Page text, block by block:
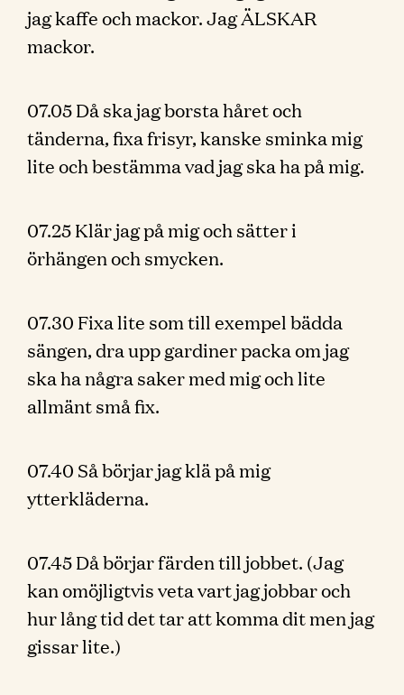
jag kaffe och mackor. Jag ÄLSKAR
mackor.
07.05 Då ska jag borsta håret och
tänderna, fixa frisyr, kanske sminka mig
lite och bestämma vad jag ska ha på mig.
07.25 Klär jag på mig och sätter i
örhängen och smycken.
07.30 Fixa lite som till exempel bädda
sängen, dra upp gardiner packa om jag
ska ha några saker med mig och lite
allmänt små fix.
07.40 Så börjar jag klä på mig
ytterkläderna.
07.45 Då börjar färden till jobbet. (Jag
kan omöjligtvis veta vart jag jobbar och
hur lång tid det tar att komma dit men jag
gissar lite.)